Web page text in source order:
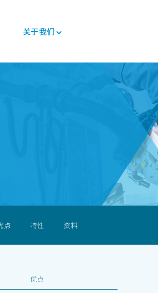
复合材料解决方案
关于我们
点 特性 资料
优点